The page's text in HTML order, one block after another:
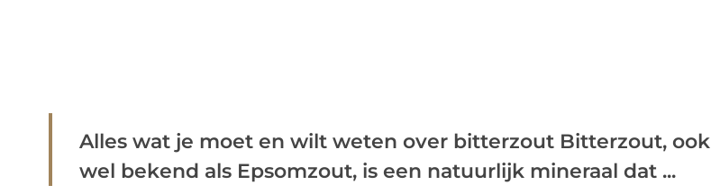
Alles wat je moet en wilt weten over bitterzout Bitterzout, ook
wel bekend als Epsomzout, is een natuurlijk mineraal dat ...